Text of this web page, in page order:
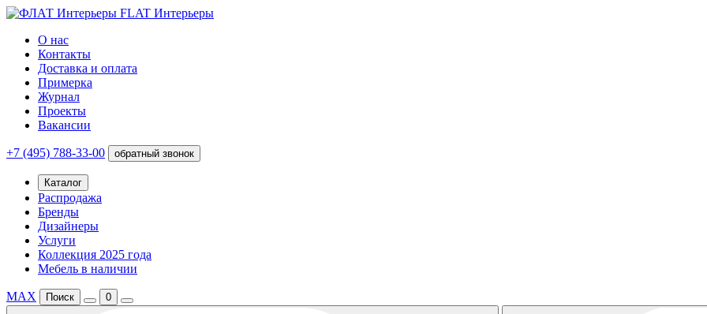
FLAT Интерьеры
О нас
Контакты
Доставка и оплата
Примерка
Журнал
Проекты
Вакансии
+7 (495) 788-33-00 обратный звонок
Каталог
Распродажа
Бренды
Дизайнеры
Услуги
Коллекция 2025 года
Мебель в наличии
MAX Поиск 0